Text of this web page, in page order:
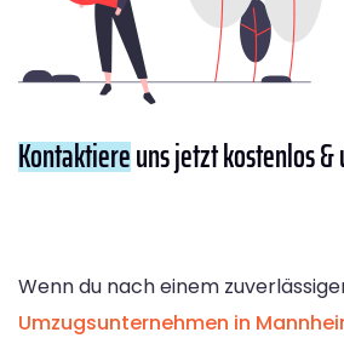
Kontaktiereuns jetzt kostenlos
Wenn du nach einem
Umzugsunternehmen in